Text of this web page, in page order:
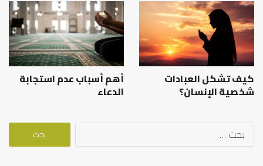
كيف تشكل العبادات
شخصية الإنسان؟
أهم أسباب عدم استجابة
الدعاء
البحث